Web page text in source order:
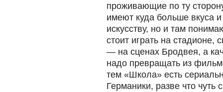
проживающие по ту
имеют куда больше вкуса
искусству, но и там
стоит играть на стадионе,
— на сценах Бродвея, а
надо превращать из
тем «Школа» есть
Германики, разве что